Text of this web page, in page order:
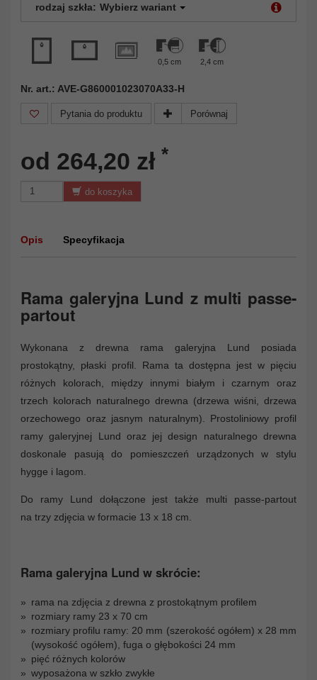
rodzaj szkła: Wybierz wariant
0,5 cm 2,4 cm
Nr. art.: AVE-G860001023070A33-H
Pytania do produktu Porównaj
od 264,20 zł *
do koszyka
Opis Specyfikacja
Rama galeryjna Lund z multi passe-
partout
Wykonana z drewna rama galeryjna Lund posiada
prostokątny, płaski profil. Rama ta dostępna jest w pięciu
różnych kolorach, między innymi białym i czarnym oraz
trzech kolorach naturalnego drewna (drzewa wiśni, drzewa
orzechowego oraz jasnym naturalnym). Prostoliniowy profil
ramy galeryjnej Lund oraz jej design naturalnego drewna
doskonale pasują do pomieszczeń urządzonych w stylu
hygge i lagom.
Do ramy Lund dołączone jest także multi passe-partout
na trzy zdjęcia w formacie 13 x 18 cm.
Rama galeryjna Lund w skrócie:
rama na zdjęcia z drewna z prostokątnym profilem
rozmiary ramy 23 x 70 cm
rozmiary profilu ramy: 20 mm (szerokość ogółem) x 28 mm
(wysokość ogółem), fuga o głębokości 24 mm
pięć różnych kolorów
wyposażona w szkło zwykłe